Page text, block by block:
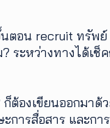
ตอน recruit ทรัพ
ระหว่างทางได้เช็
ต้องเขียนออกมาด้
การสื่อสาร และก